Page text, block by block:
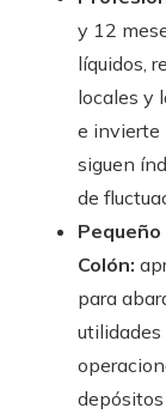
y 12
líquidos,
locales y
e invierte
siguen
de
Colón:
para